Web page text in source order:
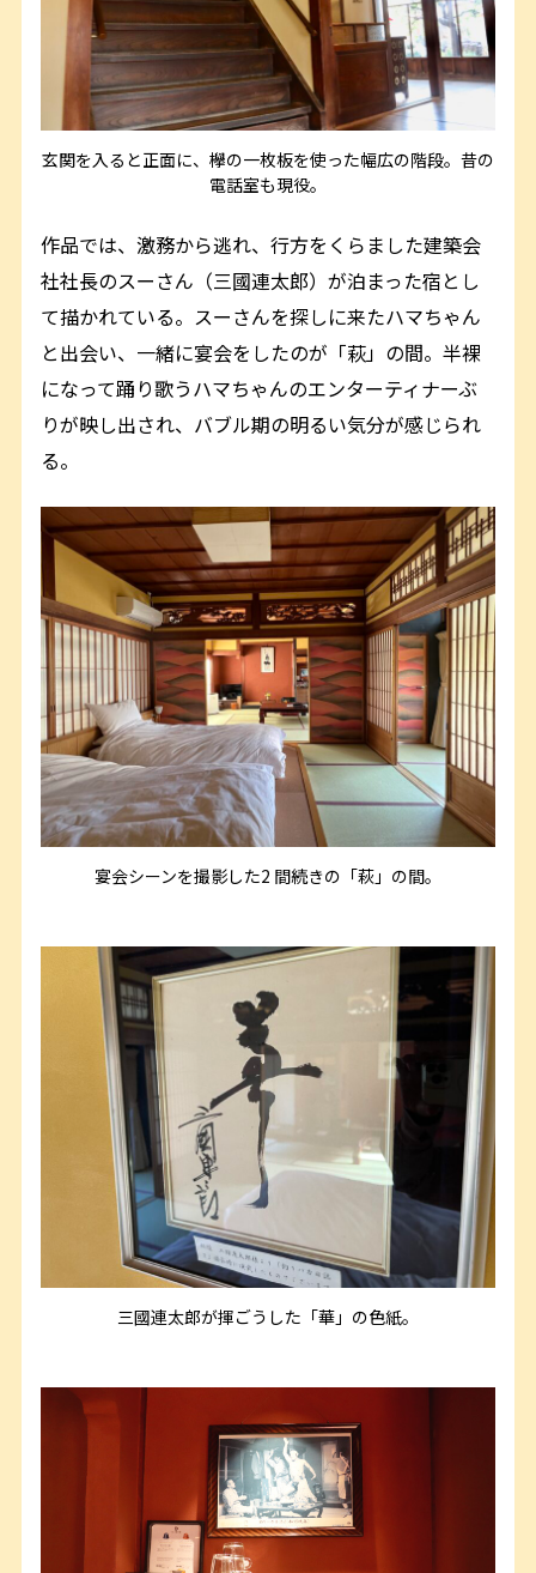
玄関を入ると正面に、欅の一枚板を使った幅広の階段。昔の
電話室も現役。
作品では、激務から逃れ、行方をくらました建築会
社社長のスーさん（三國連太郎）が泊まった宿とし
て描かれている。スーさんを探しに来たハマちゃん
と出会い、一緒に宴会をしたのが「萩」の間。半裸
になって踊り歌うハマちゃんのエンターティナーぶ
りが映し出され、バブル期の明るい気分が感じられ
る。
宴会シーンを撮影した2 間続きの「萩」の間。
三國連太郎が揮ごうした「華」の色紙。